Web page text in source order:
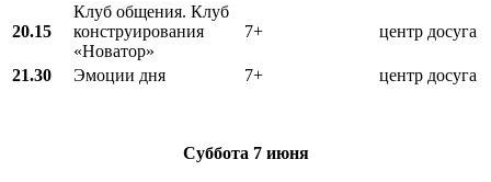
20.15
Клуб общения. Клуб
конструирования
«Новатор»
7+ центр досуга
21.30 Эмоции дня 7+ центр досуга
Суббота 7 июня